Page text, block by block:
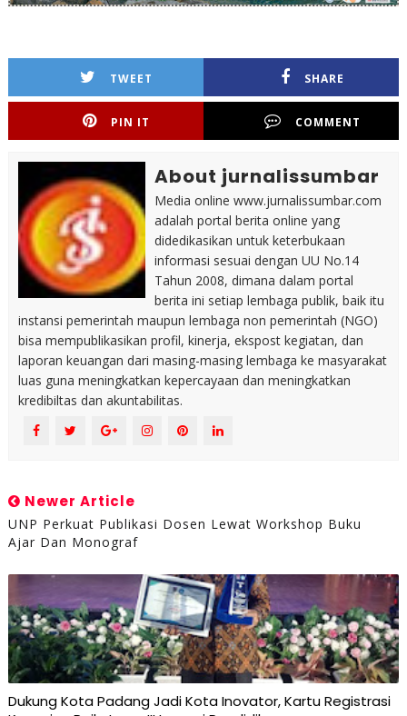
TWEET SHARE
PIN IT COMMENT
About jurnalissumbar
Media online www.jurnalissumbar.com
adalah portal berita online yang
didedikasikan untuk keterbukaan
informasi sesuai dengan UU No.14
Tahun 2008, dimana dalam portal
berita ini setiap lembaga publik, baik itu
instansi pemerintah maupun lembaga non pemerintah (NGO)
bisa mempublikasikan profil, kinerja, ekspost kegiatan, dan
laporan keuangan dari masing-masing lembaga ke masyarakat
luas guna meningkatkan kepercayaan dan meningkatkan
kredibiltas dan akuntabilitas.
Newer Article
UNP Perkuat Publikasi Dosen Lewat Workshop Buku
Ajar Dan Monograf
Dukung Kota Padang Jadi Kota Inovator, Kartu Registrasi